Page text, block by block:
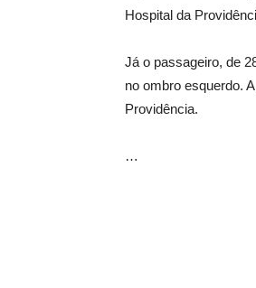
Hospital da
Já o passageiro, de
no ombro esquerdo.
Providência.
…